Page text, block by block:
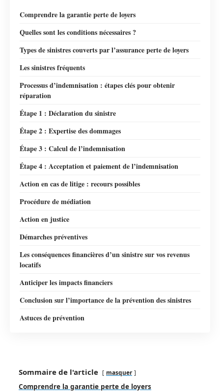
Comprendre la garantie perte de loyers
Quelles sont les conditions nécessaires ?
Types de sinistres couverts par l’assurance perte de loyers
Les sinistres fréquents
Processus d’indemnisation : étapes clés pour obtenir
réparation
Étape 1 : Déclaration du sinistre
Étape 2 : Expertise des dommages
Étape 3 : Calcul de l’indemnisation
Étape 4 : Acceptation et paiement de l’indemnisation
Action en cas de litige : recours possibles
Procédure de médiation
Action en justice
Démarches préventives
Les conséquences financières d’un sinistre sur vos revenus
locatifs
Anticiper les impacts financiers
Conclusion sur l’importance de la prévention des sinistres
Astuces de prévention
Sommaire de l'article masquer
Comprendre la garantie perte de loyers